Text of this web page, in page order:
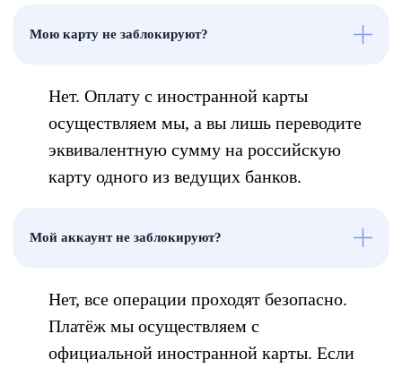
Мою карту не заблокируют?
Нет. Оплату с иностранной карты
осуществляем мы, а вы лишь переводите
эквивалентную сумму на российскую
карту одного из ведущих банков.
Мой аккаунт не заблокируют?
Нет, все операции проходят безопасно.
Платёж мы осуществляем с
официальной иностранной карты. Если